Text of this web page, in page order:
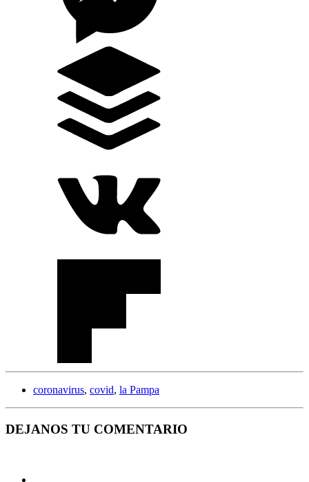
coronavirus, covid, la Pampa
DEJANOS TU COMENTARIO